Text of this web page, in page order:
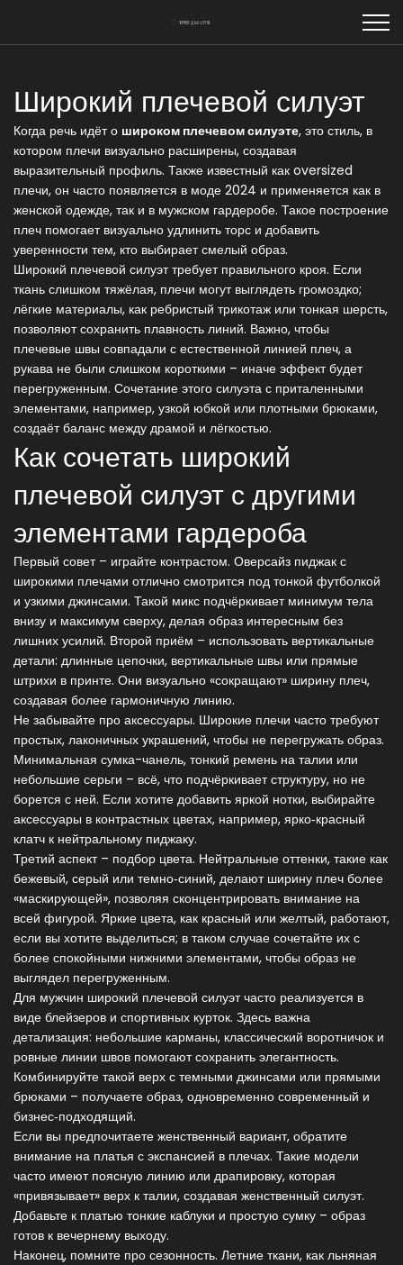
Широкий плечевой силуэт
Когда речь идёт о широком плечевом силуэте, это стиль, в
котором плечи визуально расширены, создавая
выразительный профиль. Также известный как oversized
плечи, он часто появляется в моде 2024 и применяется как в
женской одежде, так и в мужском гардеробе. Такое построение
плеч помогает визуально удлинить торс и добавить
уверенности тем, кто выбирает смелый образ.
Широкий плечевой силуэт требует правильного кроя. Если
ткань слишком тяжёлая, плечи могут выглядеть громоздко;
лёгкие материалы, как ребристый трикотаж или тонкая шерсть,
позволяют сохранить плавность линий. Важно, чтобы
плечевые швы совпадали с естественной линией плеч, а
рукава не были слишком короткими – иначе эффект будет
перегруженным. Сочетание этого силуэта с приталенными
элементами, например, узкой юбкой или плотными брюками,
создаёт баланс между драмой и лёгкостью.
Как сочетать широкий
плечевой силуэт с другими
элементами гардероба
Первый совет – играйте контрастом. Оверсайз пиджак с
широкими плечами отлично смотрится под тонкой футболкой
и узкими джинсами. Такой микс подчёркивает минимум тела
внизу и максимум сверху, делая образ интересным без
лишних усилий. Второй приём – использовать вертикальные
детали: длинные цепочки, вертикальные швы или прямые
штрихи в принте. Они визуально «сокращают» ширину плеч,
создавая более гармоничную линию.
Не забывайте про аксессуары. Широкие плечи часто требуют
простых, лаконичных украшений, чтобы не перегружать образ.
Минимальная сумка-чанель, тонкий ремень на талии или
небольшие серьги – всё, что подчёркивает структуру, но не
борется с ней. Если хотите добавить яркой нотки, выбирайте
аксессуары в контрастных цветах, например, ярко‑красный
клатч к нейтральному пиджаку.
Третий аспект – подбор цвета. Нейтральные оттенки, такие как
бежевый, серый или темно‑синий, делают ширину плеч более
«маскирующей», позволяя сконцентрировать внимание на
всей фигурой. Яркие цвета, как красный или желтый, работают,
если вы хотите выделиться; в таком случае сочетайте их с
более спокойными нижними элементами, чтобы образ не
выглядел перегруженным.
Для мужчин широкий плечевой силуэт часто реализуется в
виде блейзеров и спортивных курток. Здесь важна
детализация: небольшие карманы, классический воротничок и
ровные линии швов помогают сохранить элегантность.
Комбинируйте такой верх с темными джинсами или прямыми
брюками – получаете образ, одновременно современный и
бизнес‑подходящий.
Если вы предпочитаете женственный вариант, обратите
внимание на платья с экспансией в плечах. Такие модели
часто имеют поясную линию или драпировку, которая
«привязывает» верх к талии, создавая женственный силуэт.
Добавьте к платью тонкие каблуки и простую сумку – образ
готов к вечернему выходу.
Наконец, помните про сезонность. Летние ткани, как льняная